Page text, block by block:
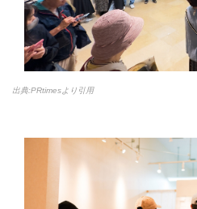
出典:PRtimesより引用